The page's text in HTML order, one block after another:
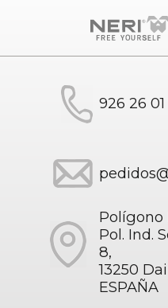
926 26 01
Polígono
Pol. Ind.
8,
13250
ESPAÑA